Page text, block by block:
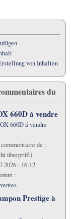
von Inhalten
du
660D á vendre
660D á vendre
de :
überprüft)
- 16:12
:
Prestige à